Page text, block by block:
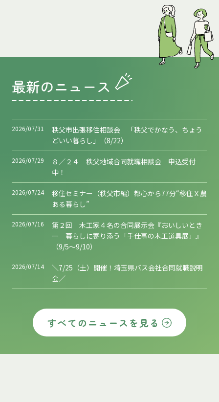
最新のニュース
2026/07/31
秩父市出張移住相談会 「秩父でかなう、ちょう
どいい暮らし」（8/22）
2026/07/29
８／２４ 秩父地域合同就職相談会 申込受付
中！
2026/07/24
移住セミナー（秩父市編）都心から77分“移住Ｘ農
ある暮らし”
2026/07/16
第２回 木工家４名の合同展示会『おいしいとき
ー 暮らしに寄り添う「手仕事の木工道具展」』
（9/5～9/10）
2026/07/14
＼7/25（土）開催！埼玉県バス会社合同就職説明
会／
すべてのニュースを見る